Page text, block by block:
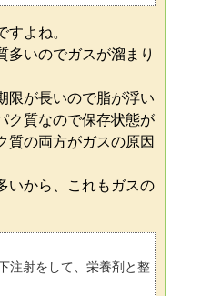
よね。
多いのでガスが溜まり
限が長いので脂が浮い
ク質なので保存状態が
質の両方がガスの原因
いから、これもガスの
注射をして、栄養剤と整